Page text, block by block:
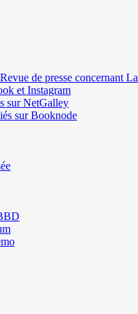
de presse concernant
et Instagram
sur NetGalley
sur Booknode